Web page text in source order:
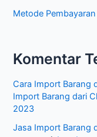
Metode
Komentar
Cara Import Barang
Import Barang dari
2023
Jasa Import Barang